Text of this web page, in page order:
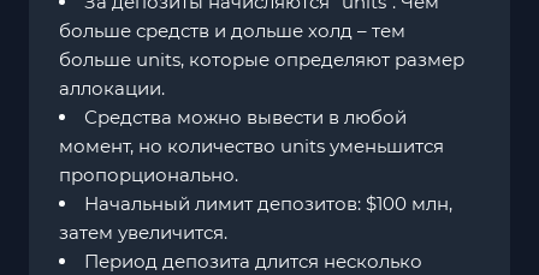
больше средств и дольше холд – тем
больше units, которые определяют размер
аллокации.
Средства можно вывести в любой
момент, но количество units уменьшится
пропорционально.
Начальный лимит депозитов: $100 млн,
затем увеличится.
Период депозита длится несколько